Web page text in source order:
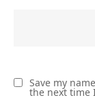
Save my
the next time